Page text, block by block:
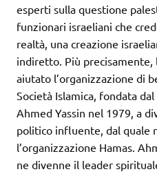
esperti sulla questione
funzionari israeliani che
realtà, una creazione
indiretto. Più
aiutato l’organizzazione di
Società Islamica, fondata
Ahmed Yassin nel 1979, a
politico influente, dal quale
l’organizzazione Hamas.
ne divenne il leader